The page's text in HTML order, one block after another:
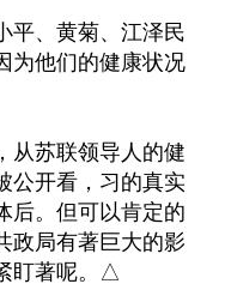
平、黄菊、江泽民
为他们的健康状况
从苏联领导人的健
公开看，习的真实
后。但可以肯定的
政局有著巨大的影